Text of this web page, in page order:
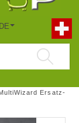
Ersatz-